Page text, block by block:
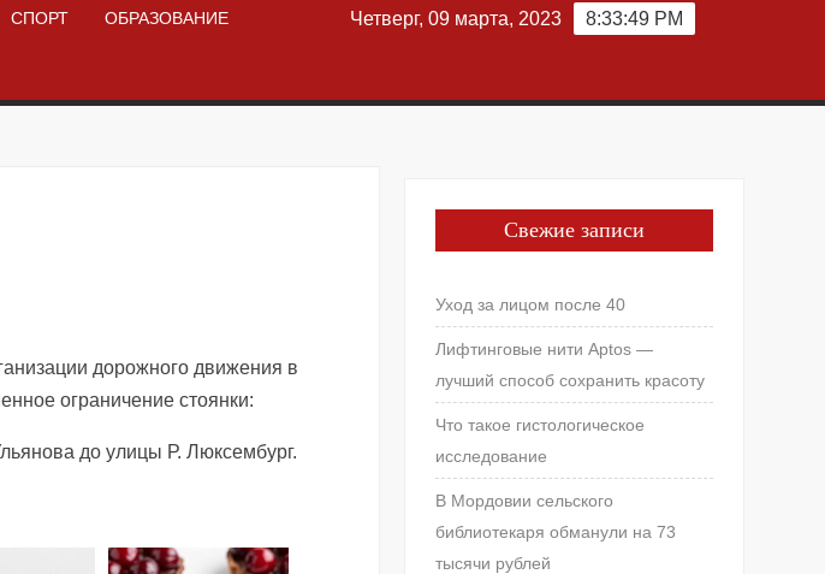
СПОРТ ОБРАЗОВАНИЕ 8:33:49 PM
Четверг, 09 марта, 2023
дорожного движения в
ограничение стоянки:
до улицы Р. Люксембург.
Свежие записи
Уход за лицом после 40
Лифтинговые нити Aptos —
лучший способ сохранить красоту
Что такое гистологическое
исследование
В Мордовии сельского
библиотекаря обманули на 73
тысячи рублей